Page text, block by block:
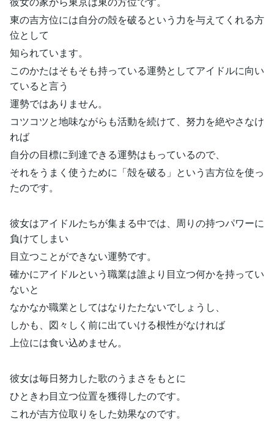
東の吉方位には自分の殻を破るという力を与えてくれる方
位として
知られています。
このかたはそもそも持っている運勢としてアイドルに向い
ていると言う
運勢ではありません。
コツコツと地味ながらも活動を続けて、努力を絶やさなけ
れば
自分の目標に到達できる運勢はもっているので、
それをうまく使うために「殻を破る」という吉方位を使っ
たのです。
彼女はアイドルたちが集まる中では、周りの持つパワーに
負けてしまい
目立つことができない運勢です。
確かにアイドルという職業は誰より目立つ何かを持ってい
ないと
なかなか職業としてはなりたたないでしょうし、
しかも、図々しく前に出ていける根性がなければ
上位には食い込めません。
彼女は毎日努力した歌のうまさをもとに
ひときわ目立つ位置を獲得したのです。
これが吉方位取りをした効果なのです。